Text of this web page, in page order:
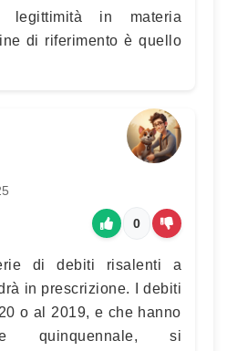
legittimità in materia
di riferimento è quello
0
di debiti risalenti a
in prescrizione. I debiti
o al 2019, e che hanno
quinquennale, si